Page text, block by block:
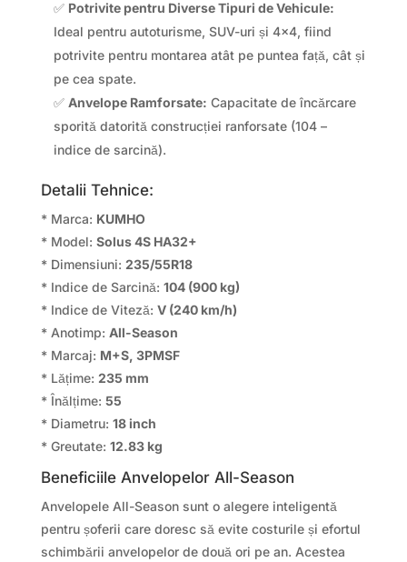
✅ Potrivite pentru Diverse Tipuri de Vehicule:
Ideal pentru autoturisme, SUV-uri și 4×4, fiind
potrivite pentru montarea atât pe puntea față, cât și
pe cea spate.
✅ Anvelope Ramforsate: Capacitate de încărcare
sporită datorită construcției ranforsate (104 –
indice de sarcină).
Detalii Tehnice:
* Marca: KUMHO
* Model: Solus 4S HA32+
* Dimensiuni: 235/55R18
* Indice de Sarcină: 104 (900 kg)
* Indice de Viteză: V (240 km/h)
* Anotimp: All-Season
* Marcaj: M+S, 3PMSF
* Lățime: 235 mm
* Înălțime: 55
* Diametru: 18 inch
* Greutate: 12.83 kg
Beneficiile Anvelopelor All-Season
Anvelopele All-Season sunt o alegere inteligentă
pentru șoferii care doresc să evite costurile și efortul
schimbării anvelopelor de două ori pe an. Acestea